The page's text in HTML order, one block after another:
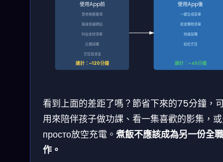
使用App前
思考晚餐選項
搜尋食譜網站
列出食材清單
比價採購
烹饪與清潔
總計：~120分鐘
使用App後
一鍵生成菜單
檢查購物清單
快速採購
轻松烹饪
總計：~45分鐘
看到上面的差距了嗎？節省下來的75分鐘，
用來陪伴孩子做功課、看一集喜歡的影集，
просто放空充電。 煮飯不應該成為另一份全
作。